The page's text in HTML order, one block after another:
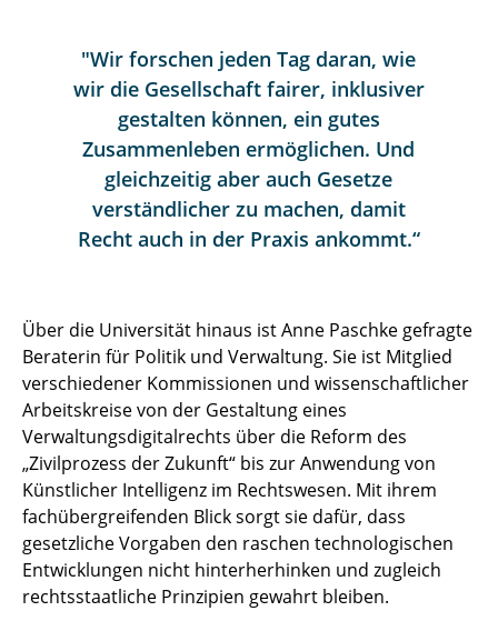
"Wir forschen jeden Tag daran, wie
wir die Gesellschaft fairer, inklusiver
gestalten können, ein gutes
Zusammenleben ermöglichen. Und
gleichzeitig aber auch Gesetze
verständlicher zu machen, damit
Recht auch in der Praxis ankommt.“
Über die Universität hinaus ist Anne Paschke gefragte
Beraterin für Politik und Verwaltung. Sie ist Mitglied
verschiedener Kommissionen und wissenschaftlicher
Arbeitskreise von der Gestaltung eines
Verwaltungsdigitalrechts über die Reform des
„Zivilprozess der Zukunft“ bis zur Anwendung von
Künstlicher Intelligenz im Rechtswesen. Mit ihrem
fachübergreifenden Blick sorgt sie dafür, dass
gesetzliche Vorgaben den raschen technologischen
Entwicklungen nicht hinterherhinken und zugleich
rechtsstaatliche Prinzipien gewahrt bleiben.